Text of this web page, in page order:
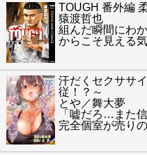
TOUGH 番外編
猿渡哲也
組んだ瞬間にわ
からこそ見える
汗だくセクササ
従！？～
とや／舞大夢
「嘘だろ…また
完全個室が売りの